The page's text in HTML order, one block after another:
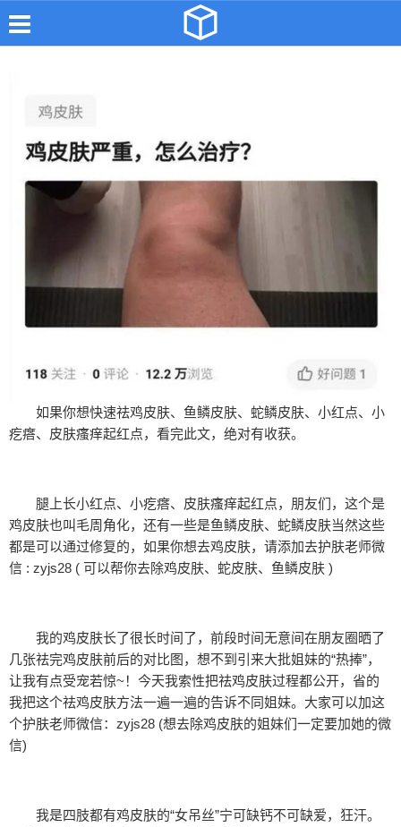
如果你想快速祛鸡皮肤、鱼鳞皮肤、蛇鳞皮肤、小红点、小
疙瘩、皮肤瘙痒起红点，看完此文，绝对有收获。
腿上长小红点、小疙瘩、皮肤瘙痒起红点，朋友们，这个是
鸡皮肤也叫毛周角化，还有一些是鱼鳞皮肤、蛇鳞皮肤当然这些
都是可以通过修复的，如果你想去鸡皮肤，请添加去护肤老师微
信 : zyjs28 ( 可以帮你去除鸡皮肤、蛇皮肤、鱼鳞皮肤 )
我的鸡皮肤长了很长时间了，前段时间无意间在朋友圈晒了
几张祛完鸡皮肤前后的对比图，想不到引来大批姐妹的“热捧”，
让我有点受宠若惊~！今天我索性把祛鸡皮肤过程都公开，省的
我把这个祛鸡皮肤方法一遍一遍的告诉不同姐妹。大家可以加这
个护肤老师微信：zyjs28 (想去除鸡皮肤的姐妹们一定要加她的微
信)
我是四肢都有鸡皮肤的“女吊丝”宁可缺钙不可缺爱，狂汗。